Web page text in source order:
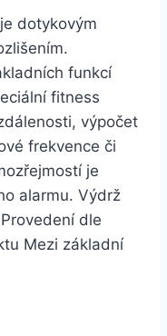
dotykovým
funkcí
fitness
výpočet
frekvence či
je
alarmu. Výdrž
dle
Mezi základní